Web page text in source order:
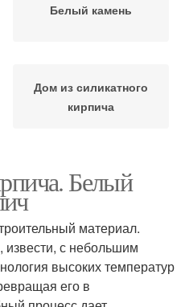
Белый камень
Дом из силикатного
кирпича
Белый
материал.
извести, с небольшим
высоких температур
его в